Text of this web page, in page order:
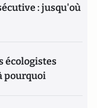
: jusqu'où
écologistes
pourquoi